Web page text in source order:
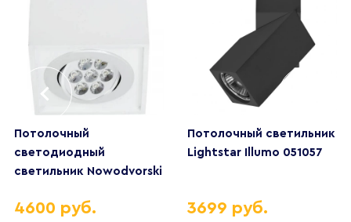
Потолочный
светодиодный
светильник Nowodvorski
4600 руб.
Потолочный светильник
Lightstar Illumo 051057
3699 руб.